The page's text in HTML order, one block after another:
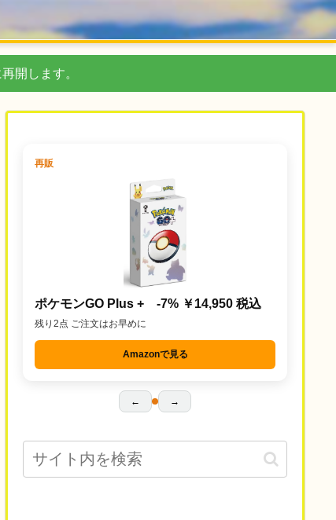
開します。
再販
ポケモンGO Plus + -7% ￥14,950 税込
残り2点 ご注文はお早めに
Amazonで見る
← →